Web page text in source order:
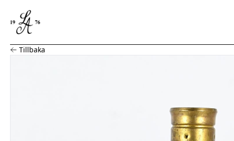
Lampfot, keramik, Arabia
Tillbaka